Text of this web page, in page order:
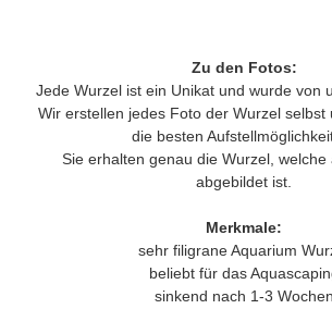
Zu den Fotos:
Jede Wurzel ist ein Unikat und wurde von
Wir erstellen jedes Foto der Wurzel selbst
die besten
Sie erhalten genau die Wurzel, welche
abgebildet ist.
Merkmale:
sehr filigrane Aquarium
beliebt für das
sinkend nach 1-3 Wochen